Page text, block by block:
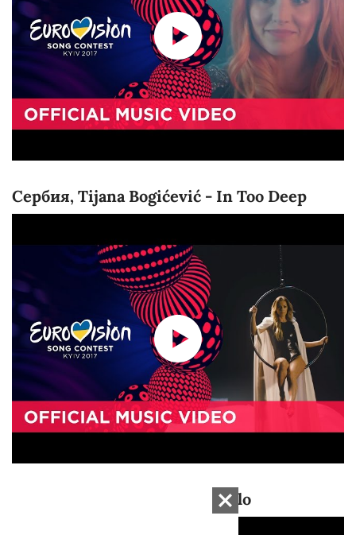
Сербия, Tijana Bogićević - In Too Deep
Швейцария, Timebelle - Apollo